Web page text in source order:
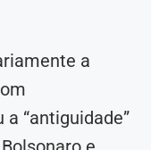
a
“antiguidade”